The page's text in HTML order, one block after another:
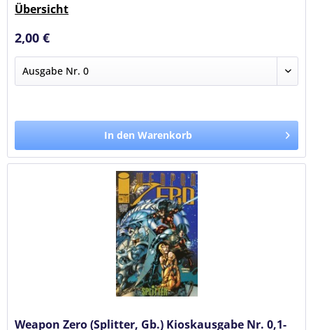
Übersicht
2,00 €
In den Warenkorb
Weapon Zero (Splitter, Gb.) Kioskausgabe Nr. 0,1-